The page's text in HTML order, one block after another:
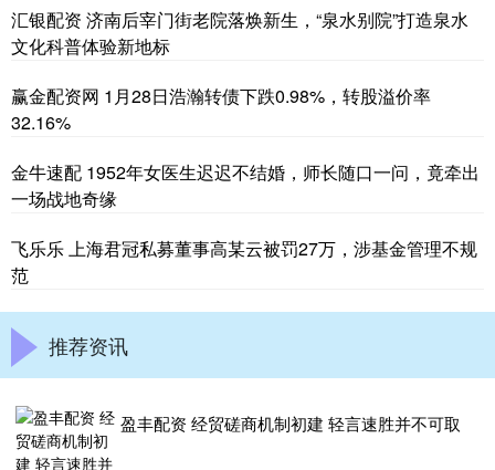
汇银配资 济南后宰门街老院落焕新生，“泉水别院”打造泉水
文化科普体验新地标
赢金配资网 1月28日浩瀚转债下跌0.98%，转股溢价率
32.16%
金牛速配 1952年女医生迟迟不结婚，师长随口一问，竟牵出
一场战地奇缘
飞乐乐 上海君冠私募董事高某云被罚27万，涉基金管理不规
范
推荐资讯
盈丰配资 经贸磋商机制初建 轻言速胜并不可取